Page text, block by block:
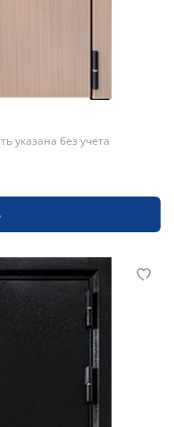
указана без учета